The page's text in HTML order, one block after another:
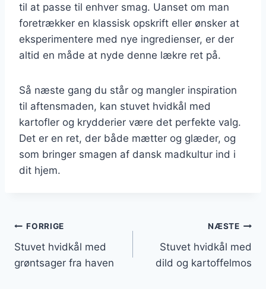
til at passe til enhver smag. Uanset om man
foretrækker en klassisk opskrift eller ønsker at
eksperimentere med nye ingredienser, er der
altid en måde at nyde denne lækre ret på.
Så næste gang du står og mangler inspiration
til aftensmaden, kan stuvet hvidkål med
kartofler og krydderier være det perfekte valg.
Det er en ret, der både mætter og glæder, og
som bringer smagen af dansk madkultur ind i
dit hjem.
Indlægsnavigation
FORRIGE
Stuvet hvidkål med
grøntsager fra haven
NÆSTE
Stuvet hvidkål med
dild og kartoffelmos